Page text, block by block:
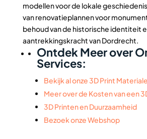
modellen voor de lokale
van renovatieplannen voor
behoud van de historische identiteit
aantrekkingskracht van Dordrecht.
Ontdek Meer over
Services:
Bekijk al onze 3D Print
Meer over de Kosten van een
3D Printen en Duurzaamheid
Bezoek onze Webshop